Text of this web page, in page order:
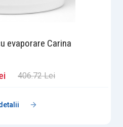
evaporare Carina
406.72 Lei